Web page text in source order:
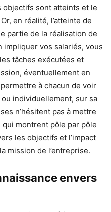
objectifs sont atteints et le
en réalité, l’atteinte de
partie de la réalisation de
impliquer vos salariés, vous
tâches exécutées et
éventuellement en
à chacun de voir
ou individuellement, sur sa
n’hésitent pas à mettre
montrent pôle par pôle
les objectifs et l’impact
mission de l’entreprise.
envers